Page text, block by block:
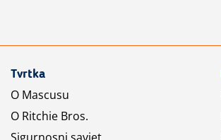
Tvrtka
O Mascusu
O Ritchie Bros.